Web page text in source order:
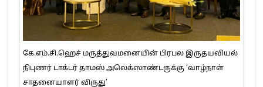
கே.எம்.சி.ஹெச் மருத்துவமனையின் பிரபல இருதயவியல்
நிபுணர் டாக்டர் தாமஸ் அலெக்ஸாண்டருக்கு ‘வாழ்நாள்
சாதனையாளர் விருது’